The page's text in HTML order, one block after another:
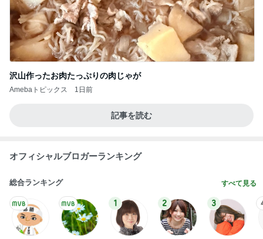
沢山作ったお肉たっぷりの肉じゃが
Amebaトピックス 1日前
記事を読む
オフィシャルブロガーランキング
総合ランキング すべて見る
1 2 3